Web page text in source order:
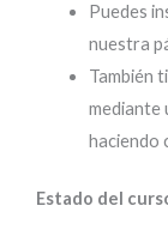
Puedes
nuestra
También
mediante
haciendo
Estado del